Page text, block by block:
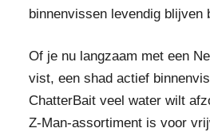
binnenvissen levendig blijven
Of je nu langzaam met een
vist, een shad actief
ChatterBait veel water wilt
Z-Man-assortiment is voor